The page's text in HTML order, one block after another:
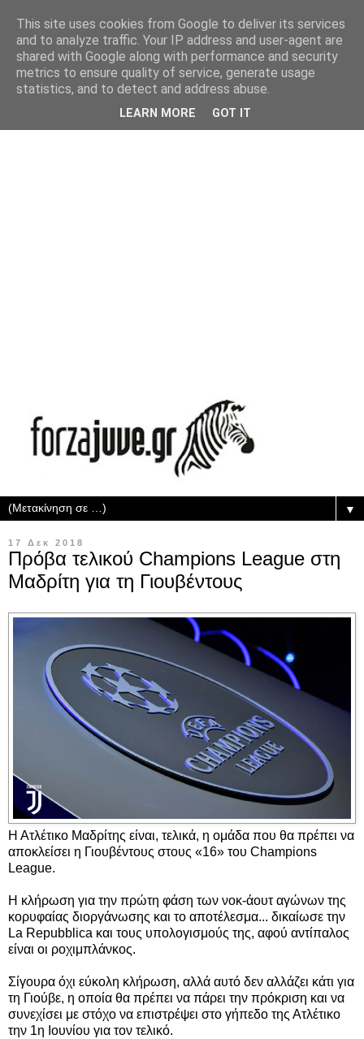
▼
17 Δεκ 2018
Πρόβα τελικού Champions League στη
Μαδρίτη για τη Γιουβέντους
Η Ατλέτικο Μαδρίτης είναι, τελικά, η ομάδα που θα πρέπει να
αποκλείσει η Γιουβέντους στους «16» του Champions
League.
Η κλήρωση για την πρώτη φάση των νοκ-άουτ αγώνων της
κορυφαίας διοργάνωσης και το αποτέλεσμα... δικαίωσε την
La Repubblica και τους υπολογισμούς της, αφού αντίπαλος
είναι οι ροχιμπλάνκος.
Σίγουρα όχι εύκολη κλήρωση, αλλά αυτό δεν αλλάζει κάτι για
τη Γιούβε, η οποία θα πρέπει να πάρει την πρόκριση και να
συνεχίσει με στόχο να επιστρέψει στο γήπεδο της Ατλέτικο
την 1η Ιουνίου για τον τελικό.
This site uses cookies from Google to deliver its services
and to analyze traffic. Your IP address and user-agent are
shared with Google along with performance and security
metrics to ensure quality of service, generate usage
statistics, and to detect and address abuse.
LEARN MORE GOT IT